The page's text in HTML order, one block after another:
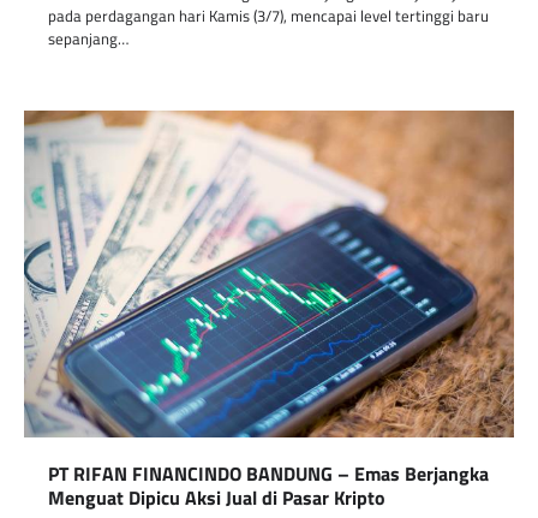
pada perdagangan hari Kamis (3/7), mencapai level tertinggi baru
sepanjang…
PT RIFAN FINANCINDO BANDUNG – Emas Berjangka
Menguat Dipicu Aksi Jual di Pasar Kripto